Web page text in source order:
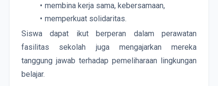
membina kerja sama, kebersamaan,
memperkuat solidaritas.
Siswa dapat ikut berperan dalam perawatan
fasilitas sekolah juga mengajarkan mereka
tanggung jawab terhadap pemeliharaan lingkungan
belajar.